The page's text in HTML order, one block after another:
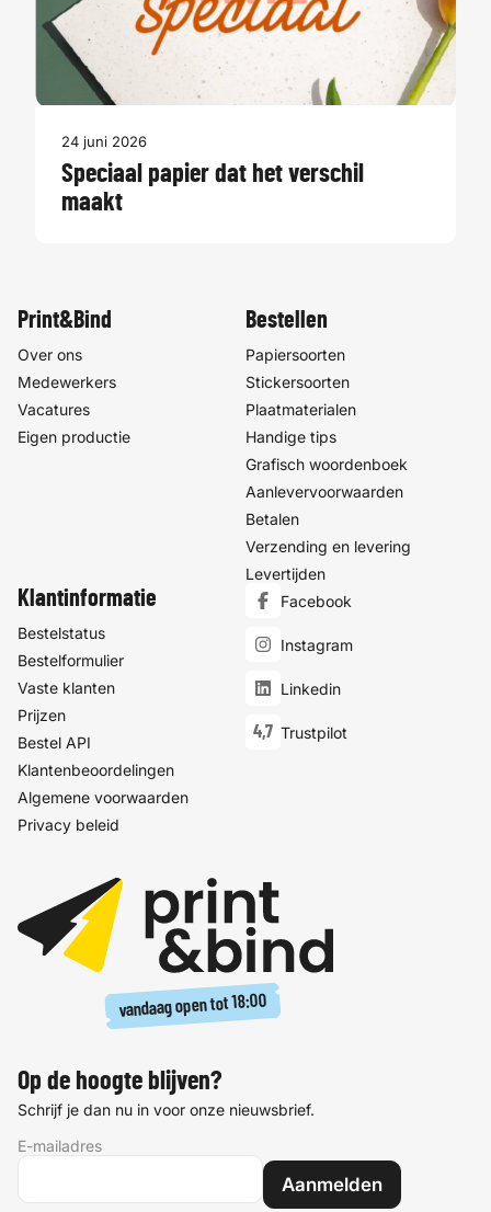
24 juni 2026
Speciaal papier dat het verschil
maakt
Print&Bind
Over ons
Medewerkers
Vacatures
Eigen productie
Bestellen
Papiersoorten
Stickersoorten
Plaatmaterialen
Handige tips
Grafisch woordenboek
Aanlevervoorwaarden
Betalen
Verzending en levering
Levertijden
Klantinformatie
Bestelstatus
Bestelformulier
Vaste klanten
Prijzen
Bestel API
Klantenbeoordelingen
Algemene voorwaarden
Privacy beleid
Facebook
Instagram
Linkedin
4,7 Trustpilot
vandaag open tot18:00
Op de hoogte blijven?
Schrijf je dan nu in voor onze nieuwsbrief.
E-mailadres
Aanmelden